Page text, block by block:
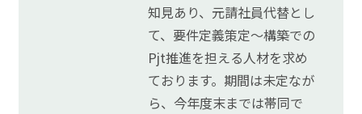
知見あり、元請社員代替とし
て、要件定義策定～構築での
Pjt推進を担える人材を求め
ております。期間は未定なが
ら、今年度末までは帯同で